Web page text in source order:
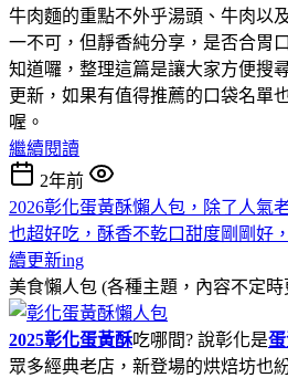
牛肉麵的重點不外乎湯頭、牛肉以
一不可，但靜香純分享，是否合胃
知道囉，整理這篇是讓大家方便搜
更新，如果有值得推薦的口袋名單
喔。
繼續閱讀
2年前
2026彰化蛋黃酥懶人包，除了人氣
也超好吃，酥香不乾口甜度剛剛好
續更新ing
美食懶人包 (各種主題，內容不定時
2025彰化蛋黃酥吃哪間? 說彰化是
眾多經典老店，新登場的烘焙坊也